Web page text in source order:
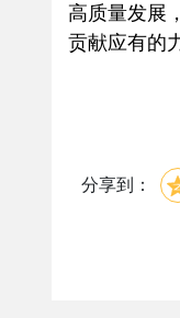
高质量发展
贡献应有的
分享到：